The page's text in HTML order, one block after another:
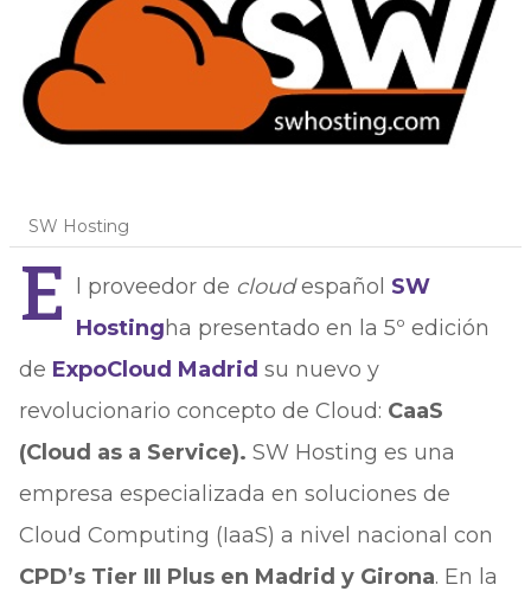
SW Hosting
E l proveedor de cloudespañol SW
Hostingha presentado en la 5º edición
de ExpoCloud Madrid su nuevo y
revolucionario concepto de Cloud: CaaS
(Cloud as a Service). SW Hosting es una
empresa especializada en soluciones de
Cloud Computing (IaaS) a nivel nacional con
CPD’s Tier III Plus en Madrid y Girona. En la